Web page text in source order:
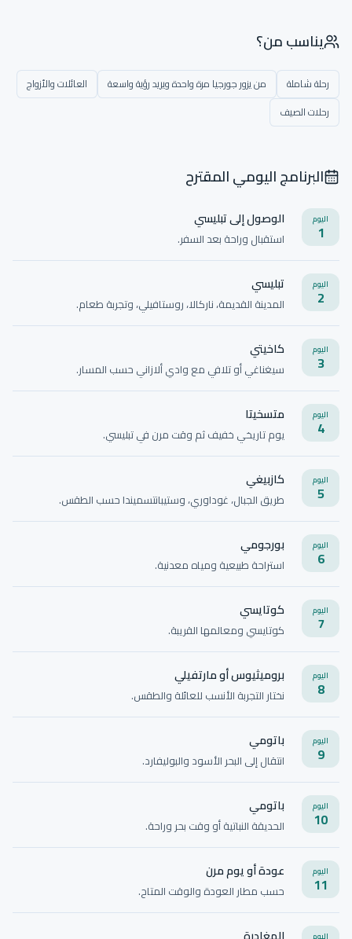
يناسب من؟
رحلة شاملة من يزور جورجيا مرة واحدة ويريد رؤية واسعة
العائلات والأزواج
رحلات الصيف
البرنامج اليومي المقترح
اليوم
1
الوصول إلى تبليسي
استقبال وراحة بعد السفر.
اليوم
2
تبليسي
المدينة القديمة، ناركالا، روستافيلي، وتجربة طعام.
اليوم
3
كاخيتي
سيغناغي أو تلافي مع وادي ألازاني حسب المسار.
اليوم
4
متسخيتا
يوم تاريخي خفيف ثم وقت مرن في تبليسي.
اليوم
5
كازبيغي
طريق الجبال، غوداوري، وستيبانتسميندا حسب الطقس.
اليوم
6
بورجومي
استراحة طبيعية ومياه معدنية.
اليوم
7
كوتايسي
كوتايسي ومعالمها القريبة.
اليوم
8
بروميثيوس أو مارتفيلي
نختار التجربة الأنسب للعائلة والطقس.
اليوم
9
باتومي
انتقال إلى البحر الأسود والبوليفارد.
اليوم
10
باتومي
الحديقة النباتية أو وقت بحر وراحة.
اليوم
11
عودة أو يوم مرن
حسب مطار العودة والوقت المتاح.